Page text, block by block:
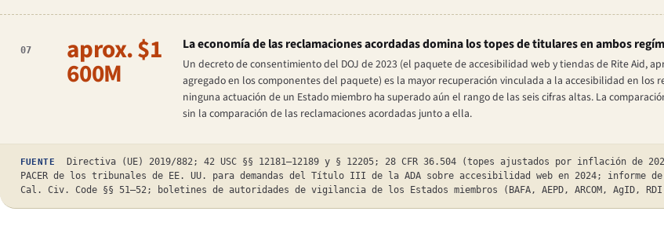
07 aprox. $1
600M
La economía de las reclamaciones acordadas domina los topes de titulares en ambos
Un decreto de consentimiento del DOJ de 2023 (el paquete de accesibilidad web y tiendas de Rite Aid,
agregado en los componentes del paquete) es la mayor recuperación vinculada a la accesibilidad en los
ninguna actuación de un Estado miembro ha superado aún el rango de las seis cifras altas. La
sin la comparación de las reclamaciones acordadas junto a ella.
FUENTE
Directiva (UE) 2019/882; 42 USC §§ 12181–12189 y § 12205; 28 CFR 36.504 (topes ajustados por inflación de
PACER de los tribunales de EE. UU. para demandas del Título III de la ADA sobre accesibilidad web en 2024; informe de
Cal. Civ. Code §§ 51–52; boletines de autoridades de vigilancia de los Estados miembros (BAFA, AEPD, ARCOM, AgID,